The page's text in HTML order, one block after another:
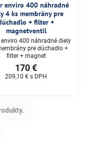
enviro 400 náhradné
4 ks membrány pre
+ filter +
magnetventil
enviro 400 náhradné diely
pre dúchadlo +
filter + magnet
170 €
209,10 € s DPH